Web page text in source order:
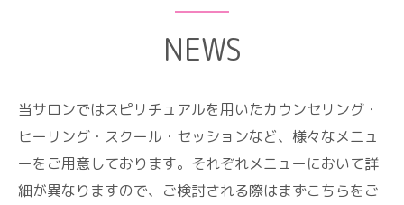
NEWS
当サロンではスピリチュアルを用いたカウンセリング・
ヒーリング・スクール・セッションなど、様々なメニュ
ーをご用意しております。それぞれメニューにおいて詳
細が異なりますので、ご検討される際はまずこちらをご